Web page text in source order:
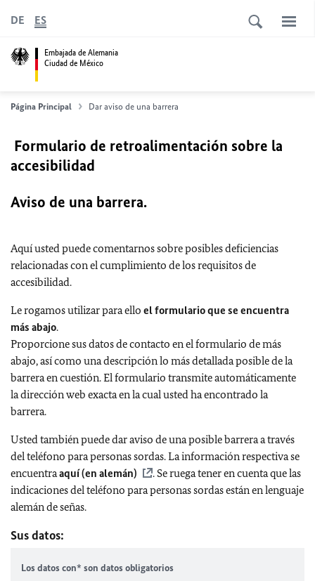
Embajada de Alemania
Ciudad de México
DE ES
Página Principal Dar aviso de una barrera
Formulario de retroalimentación sobre la
accesibilidad
Aviso de una barrera.
Aquí usted puede comentarnos sobre posibles deficiencias
relacionadas con el cumplimiento de los requisitos de
accesibilidad.
Le rogamos utilizar para ello el formulario que se encuentra
más abajo.
Proporcione sus datos de contacto en el formulario de más
abajo, así como una descripción lo más detallada posible de la
barrera en cuestión. El formulario transmite automáticamente
la dirección web exacta en la cual usted ha encontrado la
barrera.
Usted también puede dar aviso de una posible barrera a través
del teléfono para personas sordas. La información respectiva se
encuentraaquí (en alemán)
. Se ruega tener en cuenta que las
indicaciones del teléfono para personas sordas están en lenguaje
alemán de señas.
Sus datos:
Los datos con* son datos obligatorios